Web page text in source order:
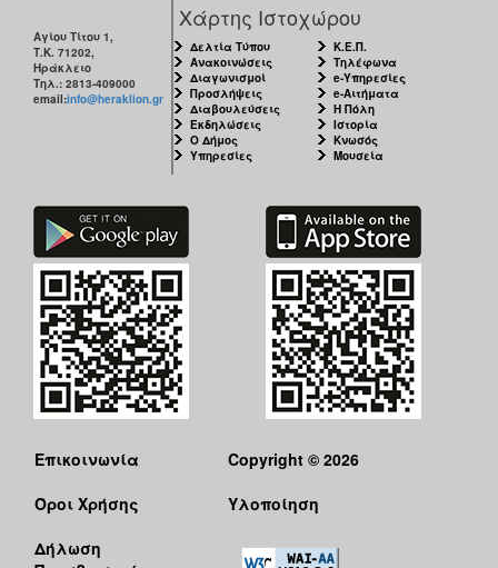
Αγίου Τίτου 1,
Τ.Κ. 71202,
Ηράκλειο
Τηλ.: 2813-409000
email:info@heraklion.gr
Χάρτης Ιστοχώρου
Δελτία Τύπου
Ανακοινώσεις
Διαγωνισμοί
Προσλήψεις
Διαβουλεύσεις
Εκδηλώσεις
Ο Δήμος
Υπηρεσίες
Κ.Ε.Π.
Τηλέφωνα
e-Υπηρεσίες
e-Αιτήματα
Η Πόλη
Ιστορία
Κνωσός
Μουσεία
Επικοινωνία
Όροι Χρήσης
Δήλωση
Copyright © 2026
Υλοποίηση